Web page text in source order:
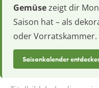
Gemüsezeigt dir
Saison hat – als
oder Vorratskammer.
Saisonkalender